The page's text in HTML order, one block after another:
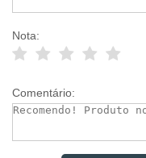
Nota:
Comentário: